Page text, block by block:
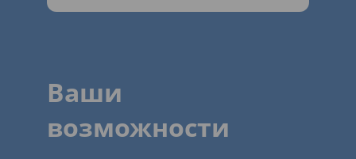
Ваши
возможности